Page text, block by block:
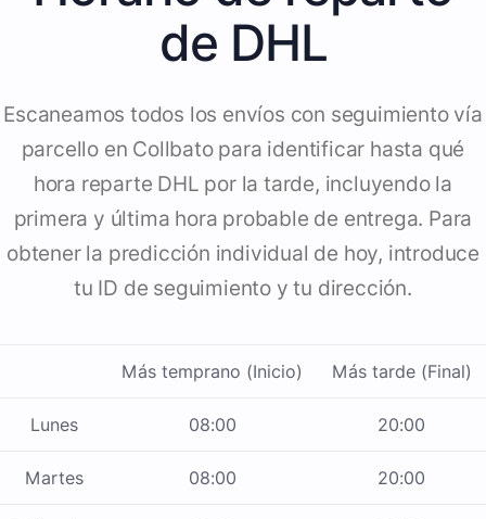
de DHL
Escaneamos todos los envíos con seguimiento vía
parcello en Collbato para identificar hasta qué
hora reparte DHL por la tarde, incluyendo la
primera y última hora probable de entrega. Para
obtener la predicción individual de hoy, introduce
tu ID de seguimiento y tu dirección.
Más temprano (Inicio) Más tarde (Final)
Lunes 08:00 20:00
Martes 08:00 20:00